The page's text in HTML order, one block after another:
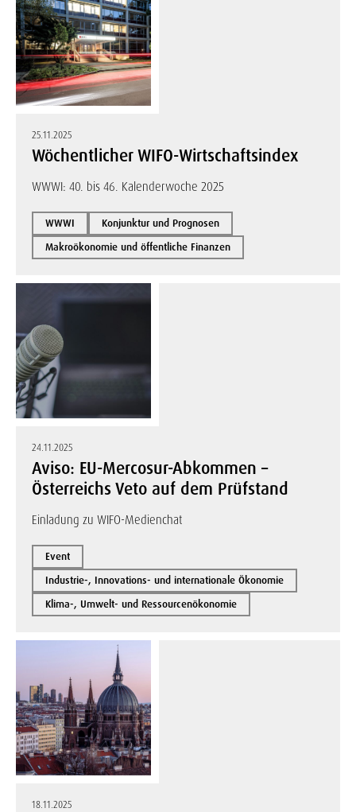
25.11.2025
Wöchentlicher WIFO-Wirtschaftsindex
WWWI: 40. bis 46. Kalenderwoche 2025
WWWI
Konjunktur und Prognosen
Makroökonomie und öffentliche Finanzen
24.11.2025
Aviso: EU-Mercosur-Abkommen –
Österreichs Veto auf dem Prüfstand
Einladung zu WIFO-Medienchat
Event
Industrie-, Innovations- und internationale Ökonomie
Klima-, Umwelt- und Ressourcenökonomie
18.11.2025